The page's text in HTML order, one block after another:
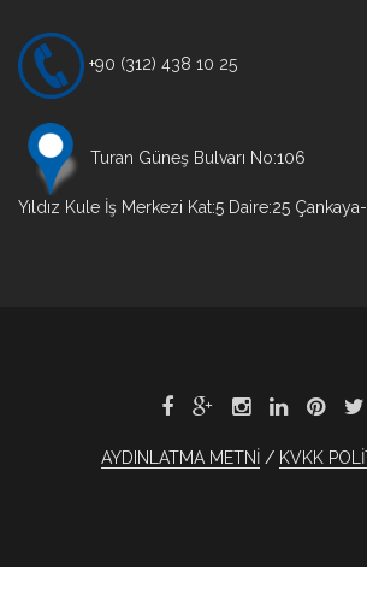
+90 (312) 438 10 25
Turan Güneş Bulvarı No:106
Yıldız Kule İş Merkezi Kat:5 Daire:25
AYDINLATMA METNİ KVKK